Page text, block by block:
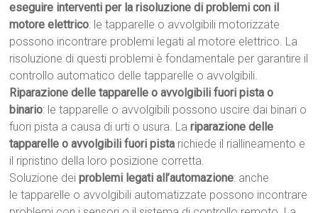
eseguire interventi per la risoluzione di problemi con il
motore elettrico: le tapparelle o avvolgibili motorizzate
possono incontrare problemi legati al motore elettrico. La
risoluzione di questi problemi è fondamentale per garantire il
controllo automatico delle tapparelle o avvolgibili.
Riparazione delle tapparelle o avvolgibili fuori pista o
binario: le tapparelle o avvolgibili possono uscire dai binari o
fuori pista a causa di urti o usura. Lariparazione delle
tapparelle o avvolgibili fuori pista richiede il riallineamento e
il ripristino della loro posizione corretta.
Soluzione deiproblemi legati all’automazione: anche
le tapparelle o avvolgibili automatizzate possono incontrare